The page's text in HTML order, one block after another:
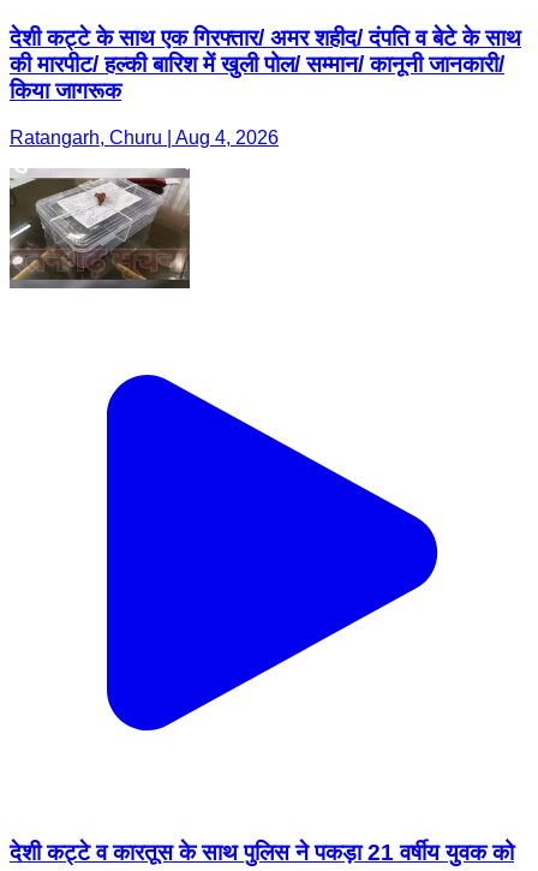
देशी कट्टे के साथ एक गिरफ्तार/ अमर शहीद/ दंपति व बेटे के साथ
की मारपीट/ हल्की बारिश में खुली पोल/ सम्मान/ कानूनी जानकारी/
किया जागरूक
Ratangarh, Churu | Aug 4, 2026
देशी कट्टे व कारतूस के साथ पुलिस ने पकड़ा 21 वर्षीय युवक को